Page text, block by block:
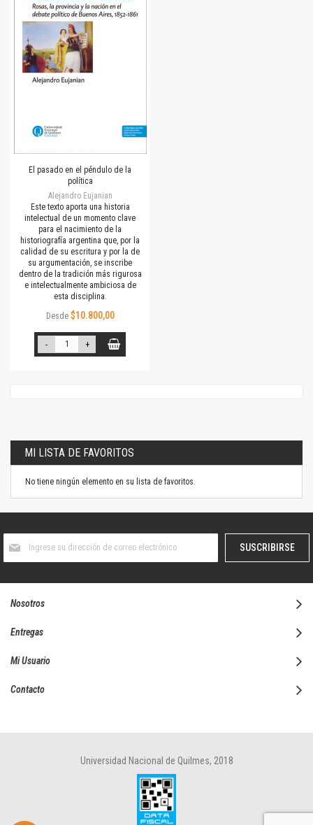
El pasado en el péndulo de la
política
Alejandro Eujanian
Este texto aporta una historia
intelectual de un momento clave
para el nacimiento de la
historiografía argentina que, por la
calidad de su escritura y por la de
su argumentación, se inscribe
dentro de la tradición más rigurosa
e intelectualmente ambiciosa de
esta disciplina.
Desde $10.800,00
- +
MI LISTA DE FAVORITOS
No tiene ningún elemento en su lista de favoritos.
boletín
SUSCRIBIRSE
Nosotros
Entregas
Mi Usuario
Contacto
Universidad Nacional de Quilmes, 2018